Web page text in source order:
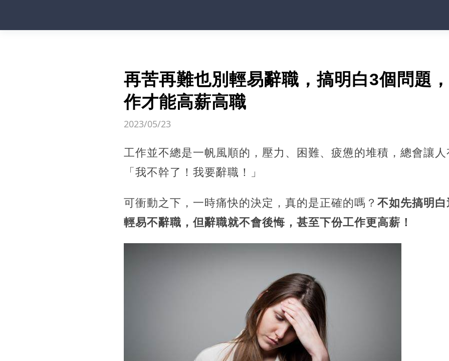
再苦再難也別輕易辭職，搞明白3個問題
作才能高薪高職
2023/05/23
工作並不總是一帆風順的，壓力、困難、疲憊的堆積，總會讓
「我不幹了！我要辭職！」
可衝動之下，一時痛快的決定，真的是正確的嗎？ 不如先搞明
輕易不辭職，但辭職就不會後悔，甚至下份工作更高薪！